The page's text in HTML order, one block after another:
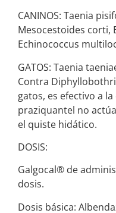
CANINOS: Taenia
Mesocestoides corti,
Echinococcus
GATOS: Taenia
Contra
gatos, es efectivo a
praziquantel no
el quiste hidático.
DOSIS:
Galgocal® de
dosis.
Dosis básica: